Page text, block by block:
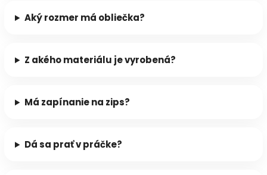
Aký rozmer má obliečka?
Z akého materiálu je vyrobená?
Má zapínanie na zips?
Dá sa prať v práčke?